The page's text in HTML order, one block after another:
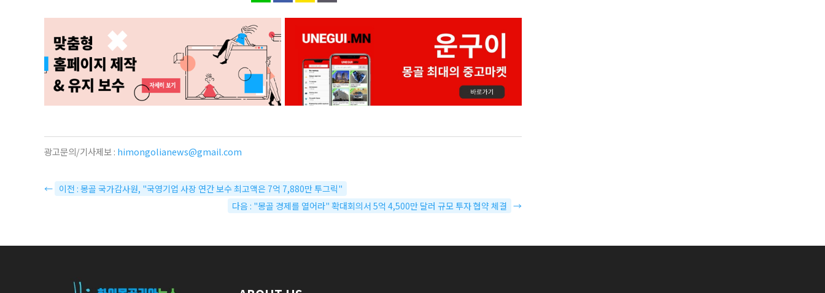
광고문의/기사제보 : himongolianews@gmail.com
← 이전 : 몽골 국가감사원, "국영기업 사장 연간 보수 최고액은 7억 7,880만 투그릭"
다음 : "몽골 경제를 열어라" 확대회의서 5억 4,500만 달러 규모 투자 협약 체결 →